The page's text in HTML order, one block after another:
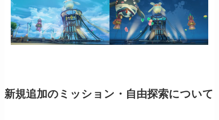
新規追加のミッション・自由探索について